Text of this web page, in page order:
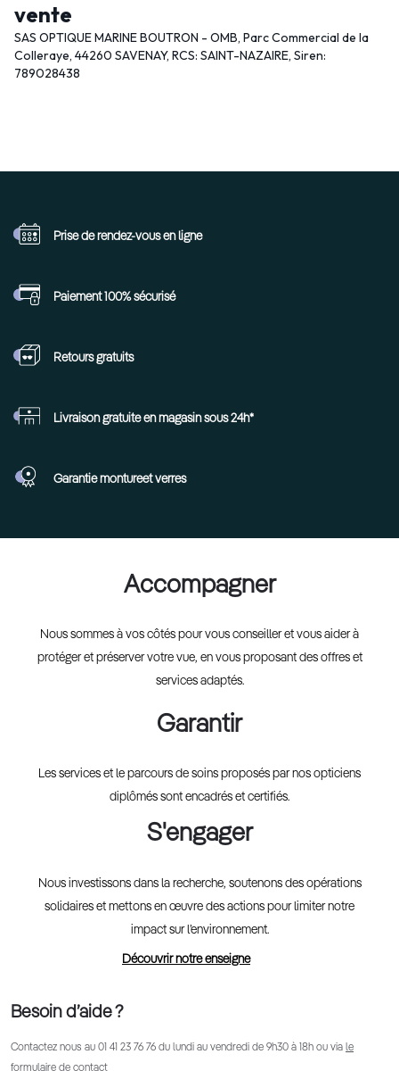
vente
SAS OPTIQUE MARINE BOUTRON - OMB, Parc Commercial de la
Colleraye, 44260 SAVENAY, RCS: SAINT-NAZAIRE, Siren:
789028438
Prise de rendez-vous en ligne
Paiement 100%sécurisé
Retoursgratuits
Livraison gratuite en magasin sous 24h*
Garantie montureet verres
Accompagner
Nous sommes à vos côtés pour vous conseiller et vous aider à
protéger et préserver votre vue, en vous proposant des offres et
services adaptés.
Garantir
Les services et le parcours de soins proposés par nos opticiens
diplômés sont encadrés et certifiés.
S'engager
Nous investissons dans la recherche, soutenons des opérations
solidaires et mettons en œuvre des actions pour limiter notre
impact sur l’environnement.
Découvrir notre enseigne
Besoin d’aide ?
Contactez nous au 01 41 23 76 76 du lundi au vendredi de 9h30 à 18h ou via le
formulaire de contact